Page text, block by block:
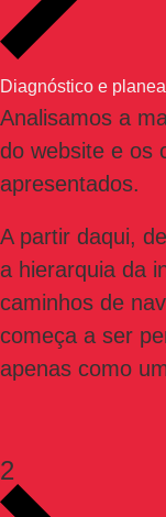
Diagnóstico e
Analisamos a
do website e os
apresentados.
A partir daqui,
a hierarquia da
caminhos de
começa a ser
apenas como
2